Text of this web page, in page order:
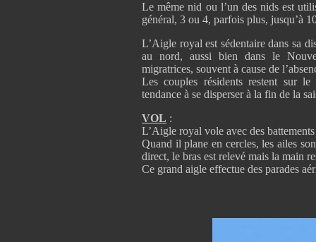
Le même nid ou l’un des nids est
général, 3 ou 4, parfois plus, jusqu’à
L’Aigle royal est sédentaire dans sa
au nord, aussi bien dans le
migratrices, souvent à cause de
Les couples résidents restent sur
tendance à se disperser à la fin de la
VOL :
L’Aigle royal vole avec des
Quand il plane en cercles, les ailes
direct, le bras est relevé mais la main
Ce grand aigle effectue des parades